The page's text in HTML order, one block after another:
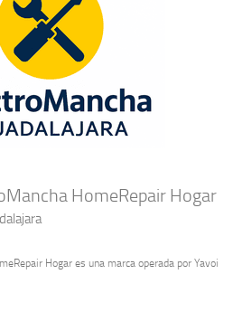
HomeRepair Hogar
Hogar es una marca operada por Yavoi